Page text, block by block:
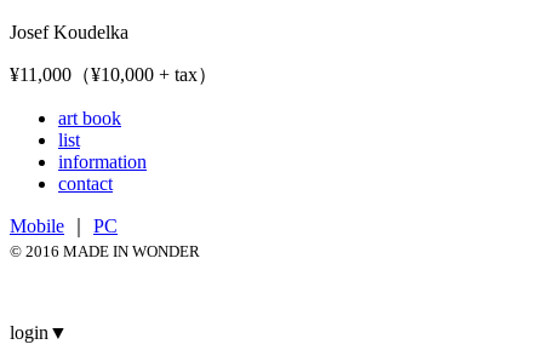
Josef Koudelka
¥11,000（¥10,000 + tax）
art book
list
information
contact
Mobile PC
© 2016 MADE IN WONDER
login ▼